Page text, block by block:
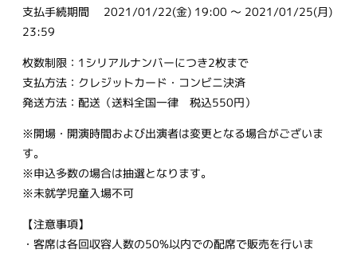
支払手続期間 2021/01/22(金) 19:00 ～ 2021/01/25(月)
23:59
枚数制限：1シリアルナンバーにつき2枚まで
支払方法：クレジットカード・コンビニ決済
発送方法：配送（送料全国一律 税込550円）
※開場・開演時間および出演者は変更となる場合がございま
す。
※申込多数の場合は抽選となります。
※未就学児童入場不可
【注意事項】
・客席は各回収容人数の50%以内での配席で販売を行いま